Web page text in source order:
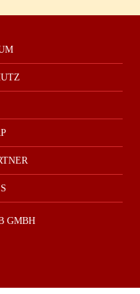
GMBH